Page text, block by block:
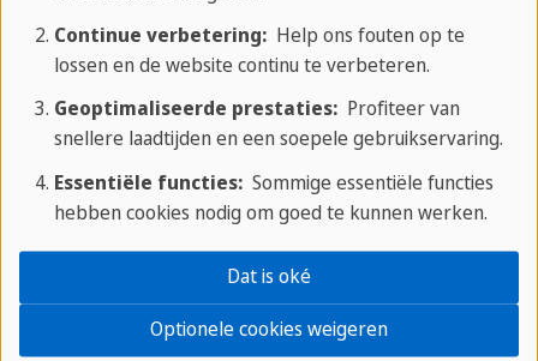
spreken van de taal, en dan alweer naar huis gaat.
Bovendien is 1 week ook te weinig als je veel van
Rome wilt zien! Plus Taalreizen heb ik beleeft als
een hele fijne organisatie. De website is heel
overzichtelijk en het is fijn dat je langs kan komen
op kantoor voor een persoonlijk gesprek. De
Continue verbetering:Help ons fouten op te
lossen en de website continu te verbeteren.
Geoptimaliseerde prestaties:Profiteer van
snellere laadtijden en een soepele gebruikservaring.
Essentiële functies:Sommige essentiële functies
hebben cookies nodig om goed te kunnen werken.
Optionele cookies weigeren
Dat is oké